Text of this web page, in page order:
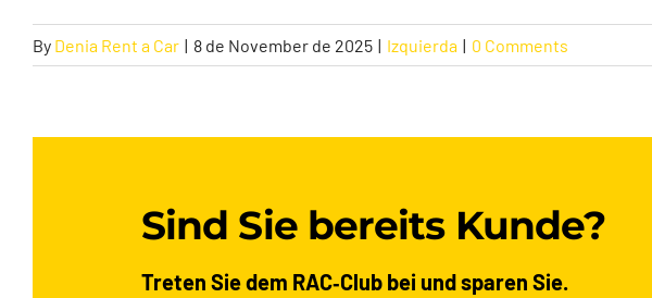
By Denia Rent a Car | 8 de November de 2025 | Izquierda | 0 Comments
Sind Sie bereits Kunde?
Treten Sie dem RAC‑Club bei und sparen Sie.